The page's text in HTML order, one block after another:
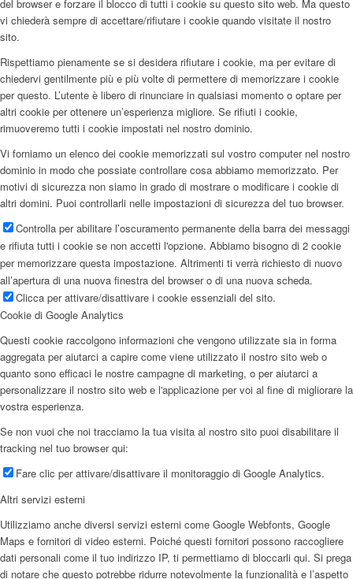
del browser e forzare il blocco di tutti i cookie su questo sito web. Ma questo
vi chiederà sempre di accettare/rifiutare i cookie quando visitate il nostro
sito.
Rispettiamo pienamente se si desidera rifiutare i cookie, ma per evitare di
chiedervi gentilmente più e più volte di permettere di memorizzare i cookie
per questo. L’utente è libero di rinunciare in qualsiasi momento o optare per
altri cookie per ottenere un’esperienza migliore. Se rifiuti i cookie,
rimuoveremo tutti i cookie impostati nel nostro dominio.
Vi forniamo un elenco dei cookie memorizzati sul vostro computer nel nostro
dominio in modo che possiate controllare cosa abbiamo memorizzato. Per
motivi di sicurezza non siamo in grado di mostrare o modificare i cookie di
altri domini. Puoi controllarli nelle impostazioni di sicurezza del tuo browser.
Controlla per abilitare l’oscuramento permanente della barra dei messaggi
e rifiuta tutti i cookie se non accetti l'opzione. Abbiamo bisogno di 2 cookie
per memorizzare questa impostazione. Altrimenti ti verrà richiesto di nuovo
all’apertura di una nuova finestra del browser o di una nuova scheda.
Clicca per attivare/disattivare i cookie essenziali del sito.
Cookie di Google Analytics
Questi cookie raccolgono informazioni che vengono utilizzate sia in forma
aggregata per aiutarci a capire come viene utilizzato il nostro sito web o
quanto sono efficaci le nostre campagne di marketing, o per aiutarci a
personalizzare il nostro sito web e l'applicazione per voi al fine di migliorare la
vostra esperienza.
Se non vuoi che noi tracciamo la tua visita al nostro sito puoi disabilitare il
tracking nel tuo browser qui:
Fare clic per attivare/disattivare il monitoraggio di Google Analytics.
Altri servizi esterni
Utilizziamo anche diversi servizi esterni come Google Webfonts, Google
Maps e fornitori di video esterni. Poiché questi fornitori possono raccogliere
dati personali come il tuo indirizzo IP, ti permettiamo di bloccarli qui. Si prega
di notare che questo potrebbe ridurre notevolmente la funzionalità e l’aspetto